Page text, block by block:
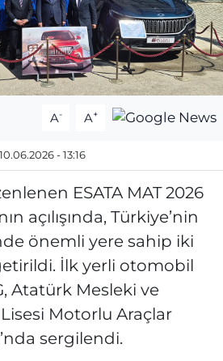
A- A+
10.06.2026 - 13:16
ESATA MAT 2026
açılışında, Türkiye’nin
önemli yere sahip iki
İlk yerli otomobil
Atatürk Mesleki ve
Motorlu Araçlar
sergilendi.